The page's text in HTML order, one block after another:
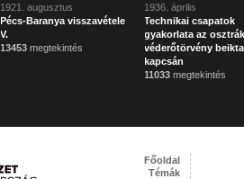
1921. augusztus
Pécs-Baranya visszavétele
V.
13453 megtekintés
1936. április
Technikai csapatok
gyakorlata az
véderőtörvény
kapcsán
11033 megtekintés
Főoldal
Témák